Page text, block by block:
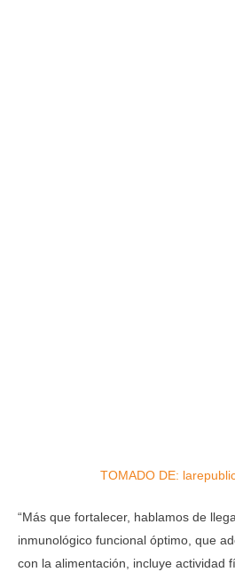
TOMADO DE:
“Más que fortalecer, hablamos de
inmunológico funcional óptimo, que
con la alimentación, incluye actividad